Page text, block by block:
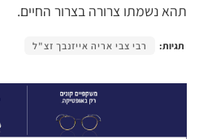
תהא נשמתו צרורה בצרור החיים.
תגיות: רבי צבי אריה אייזנבך זצ"ל